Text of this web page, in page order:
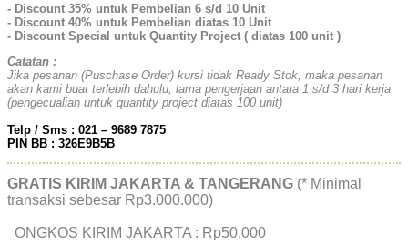
- Discount 35% untuk Pembelian 6 s/d 10 Unit
- Discount 40% untuk Pembelian diatas 10 Unit
- Discount Special untuk Quantity Project ( diatas 100 unit )
Catatan :
Jika pesanan (Puschase Order) kursi tidak Ready Stok, maka pesanan
akan kami buat terlebih dahulu, lama pengerjaan antara 1 s/d 3 hari kerja
(pengecualian untuk quantity project diatas 100 unit)
Telp / Sms : 021 – 9689 7875
PIN BB : 326E9B5B
GRATIS KIRIM JAKARTA & TANGERANG (* Minimal
transaksi sebesar Rp3.000.000)
ONGKOS KIRIM JAKARTA : Rp50.000